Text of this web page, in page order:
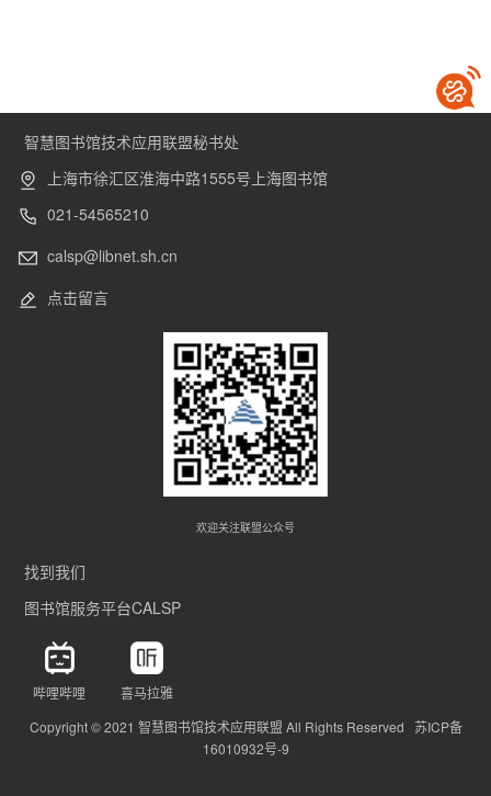
智慧图书馆技术应用联盟秘书处
上海市徐汇区淮海中路1555号上海图书馆
021-54565210
calsp@libnet.sh.cn
点击留言
欢迎关注联盟公众号
找到我们
图书馆服务平台CALSP
哔哩哔哩
喜马拉雅
Copyright © 2021 智慧图书馆技术应用联盟 All Rights Reserved 苏ICP备
16010932号-9